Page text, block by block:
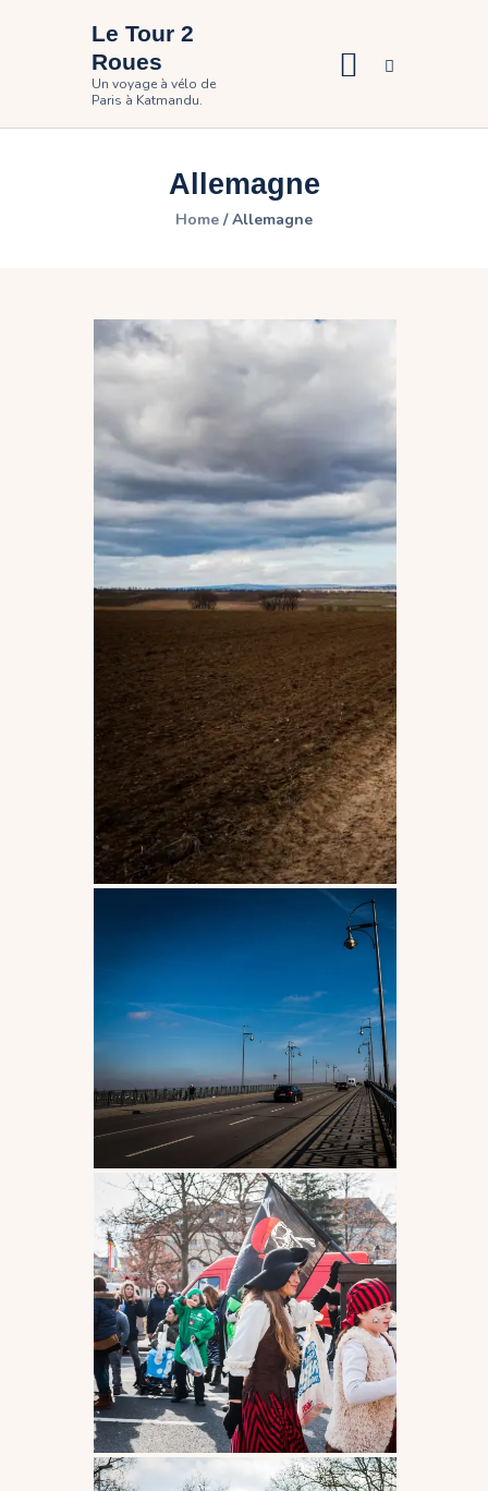
Le Tour 2
Roues
Un voyage à vélo de
Paris à Katmandu.
Allemagne
Home Allemagne
Accueil
Le voyage